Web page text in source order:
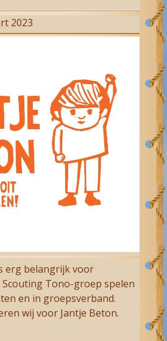
2023
erg belangrijk voor
Scouting Tono-groep spelen
en in groepsverband.
wij voor Jantje Beton.